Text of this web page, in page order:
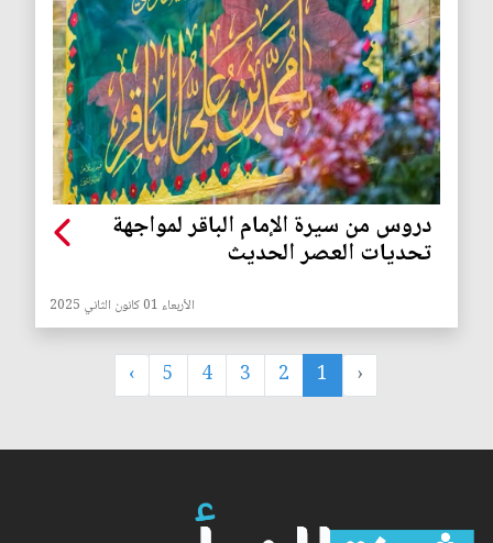
دروس من سيرة الإمام الباقر لمواجهة
تحديات العصر الحديث
الأربعاء 01 كانون الثاني 2025
‹
1
2
3
4
5
›